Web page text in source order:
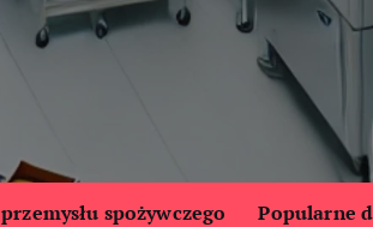
spożywczego Popularne